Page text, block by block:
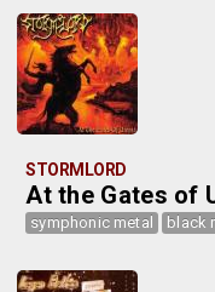
STORMLORD
At the Gates of
symphonic metal black